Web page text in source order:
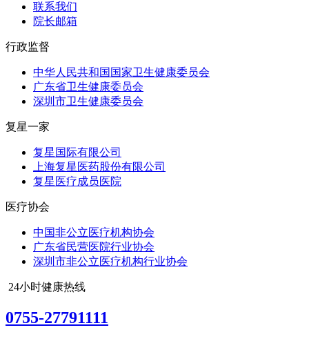
联系我们
院长邮箱
行政监督
中华人民共和国国家卫生健康委员会
广东省卫生健康委员会
深圳市卫生健康委员会
复星一家
复星国际有限公司
上海复星医药股份有限公司
复星医疗成员医院
医疗协会
中国非公立医疗机构协会
广东省民营医院行业协会
深圳市非公立医疗机构行业协会
24小时健康热线
0755-27791111